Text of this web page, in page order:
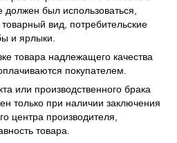
должен был использоваться,
вид, потребительские
и ярлыки.
товара надлежащего качества
покупателем.
или производственного брака
только при наличии заключения
центра производителя,
товара.